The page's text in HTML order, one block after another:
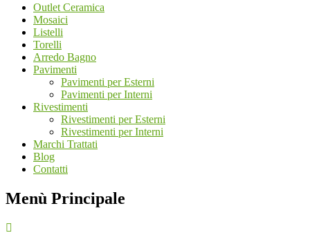
Outlet Ceramica
Mosaici
Listelli
Torelli
Arredo Bagno
Pavimenti
Pavimenti per Esterni
Pavimenti per Interni
Rivestimenti
Rivestimenti per Esterni
Rivestimenti per Interni
Marchi Trattati
Blog
Contatti
Menù Principale